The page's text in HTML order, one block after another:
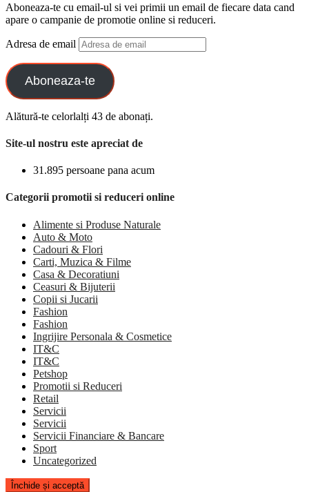
Aboneaza-te cu email-ul si vei primii un email de fiecare data cand
apare o campanie de promotie online si reduceri.
Adresa de email
Aboneaza-te
Alătură-te celorlalți 43 de abonați.
Site-ul nostru este apreciat de
31.895 persoane pana acum
Categorii promotii si reduceri online
Alimente si Produse Naturale
Auto & Moto
Cadouri & Flori
Carti, Muzica & Filme
Casa & Decoratiuni
Ceasuri & Bijuterii
Copii si Jucarii
Fashion
Fashion
Ingrijire Personala & Cosmetice
IT&C
IT&C
Petshop
Promotii si Reduceri
Retail
Servicii
Servicii
Servicii Financiare & Bancare
Sport
Uncategorized